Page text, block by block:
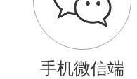
手机微信端